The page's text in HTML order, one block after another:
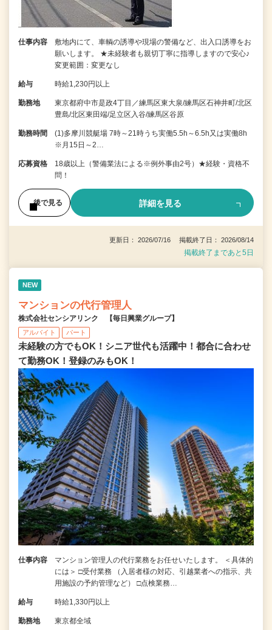
仕事内容
敷地内にて、車輌の誘導や現場の警備など、出入口誘導をお
願いします。 ★未経験者も親切丁寧に指導しますので安心♪
変更範囲：変更なし
給与 時給1,230円以上
勤務地
東京都府中市是政4丁目／練馬区東大泉/練馬区石神井町/北区
豊島/北区東田端/足立区入谷/練馬区谷原
勤務時間
(1)多摩川競艇場 7時～21時うち実働5.5h～6.5h又は実働8h
※月15日～2…
応募資格
18歳以上（警備業法による※例外事由2号）★経験・資格不
問！
後で見る 詳細を見る
更新日： 2026/07/16 掲載終了日： 2026/08/14
掲載終了まであと5日
NEW
マンションの代行管理人
株式会社センシアリンク 【毎日興業グループ】
アルバイト パート
未経験の方でもOK！シニア世代も活躍中！都合に合わせ
て勤務OK！登録のみもOK！
仕事内容
マンション管理人の代行業務をお任せいたします。 ＜具体的
には＞ □受付業務 （入居者様の対応、引越業者への指示、共
用施設の予約管理など） □点検業務…
給与 時給1,330円以上
勤務地 東京都全域